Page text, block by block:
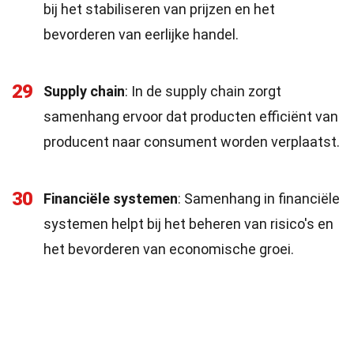
bij het stabiliseren van prijzen en het
bevorderen van eerlijke handel.
29 Supply chain: In de supply chain zorgt
samenhang ervoor dat producten efficiënt van
producent naar consument worden verplaatst.
30 Financiële systemen: Samenhang in financiële
systemen helpt bij het beheren van risico's en
het bevorderen van economische groei.